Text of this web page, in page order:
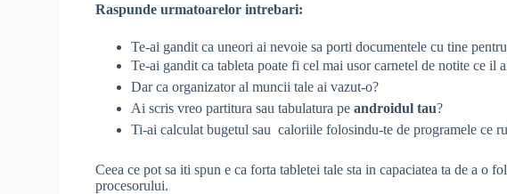
Raspunde urmatoarelor intrebari:
Te-ai gandit ca uneori ai nevoie sa porti documentele cu tine
Te-ai gandit ca tableta poate fi cel mai usor carnetel de notite ce il
Dar ca organizator al muncii tale ai vazut-o?
Ai scris vreo partitura sau tabulatura peandroidul tau?
Ti-ai calculat bugetul sau caloriile folosindu-te de programele ce
Ceea ce pot sa iti spun e ca forta tabletei tale sta in capaciatea ta de a o
procesorului.